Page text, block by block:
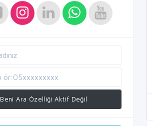
Beni Ara Özelliği Aktif Değil